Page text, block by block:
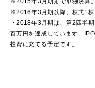
※2015年3月期まで単独決算
※2016年3月期以降、株式1株
・2018年3月期は、第2四半
百万円を達成しています。
投資に充てる予定です。